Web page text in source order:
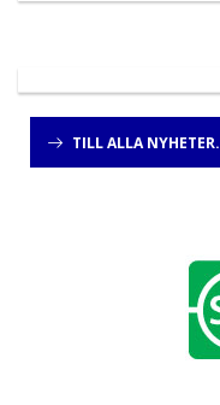
TILL ALLA NYHETER.